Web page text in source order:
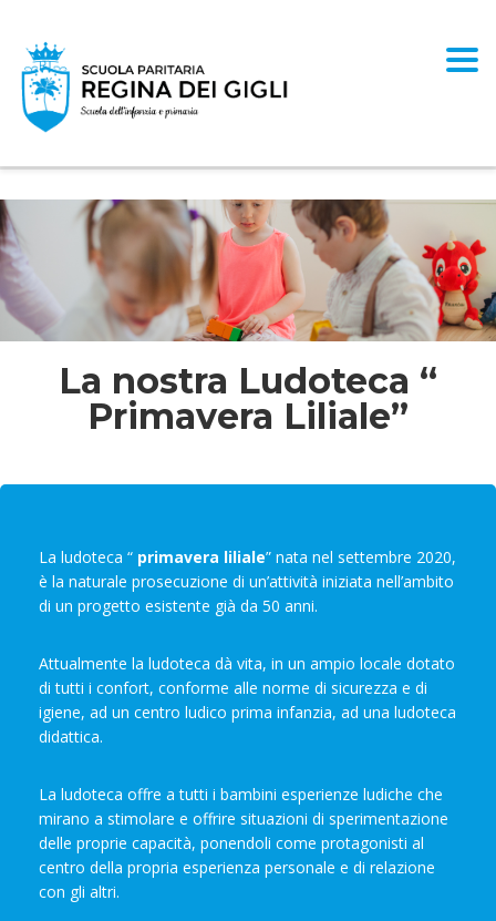
La nostra Ludoteca “
Primavera Liliale”
La ludoteca “ primavera liliale” nata nel settembre 2020,
è la naturale prosecuzione di un’attività iniziata nell’ambito
di un progetto esistente già da 50 anni.
Attualmente la ludoteca dà vita, in un ampio locale dotato
di tutti i confort, conforme alle norme di sicurezza e di
igiene, ad un centro ludico prima infanzia, ad una ludoteca
didattica.
La ludoteca offre a tutti i bambini esperienze ludiche che
mirano a stimolare e offrire situazioni di sperimentazione
delle proprie capacità, ponendoli come protagonisti al
centro della propria esperienza personale e di relazione
con gli altri.